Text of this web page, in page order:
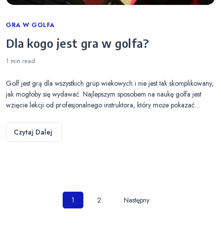
Categories
GRA W GOLFA
Dla kogo jest gra w golfa?
1 min read
Golf jest grą dla wszystkich grup wiekowych i nie jest tak skomplikowany,
jak mogłoby się wydawać. Najlepszym sposobem na naukę golfa jest
wzięcie lekcji od profesjonalnego instruktora, który może pokazać…
Czytaj Dalej
Nawigacja
1 2 Następny